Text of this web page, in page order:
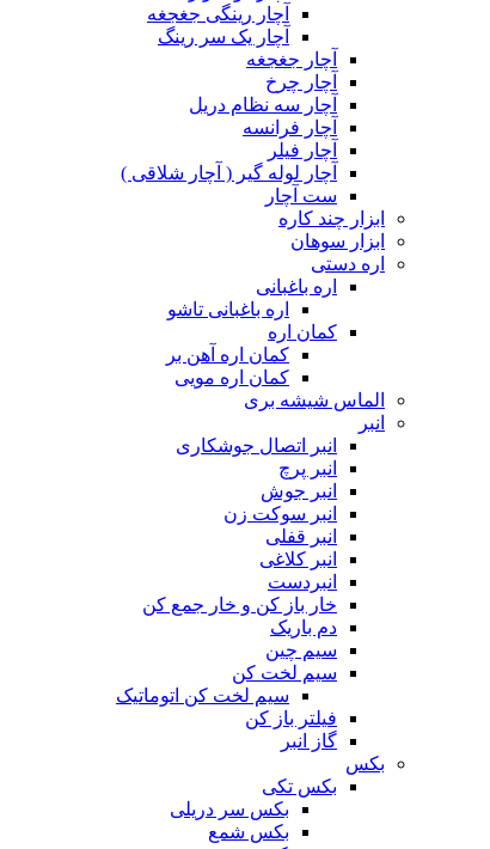
آچار رینگی جغجغه
آچار یک سر رینگ
آچار جغجغه
آچار چرخ
آچار سه نظام دریل
آچار فرانسه
آچار فیلر
آچار لوله گیر ( آچار شلاقی )
ست آچار
ابزار چند کاره
ابزار سوهان
اره دستی
اره باغبانی
اره باغبانی تاشو
کمان اره
کمان اره آهن بر
کمان اره مویی
الماس شیشه بری
انبر
انبر اتصال جوشکاری
انبر پرچ
انبر جوش
انبر سوکت زن
انبر قفلی
انبر کلاغی
انبردست
خار باز کن و خار جمع کن
دم باریک
سیم چین
سیم لخت کن
سیم لخت کن اتوماتیک
فیلتر باز کن
گاز انبر
بکس
بکس تکی
بکس سر دریلی
بکس شمع